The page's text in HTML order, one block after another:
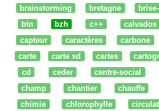
brainstorming
bretagne
btn
bzh c++ calvados
capteur
caractères carbone
carte
carte sd cartes
cd
ceder centre-social
champ
chantier chauffe
chimie
chlorophylle